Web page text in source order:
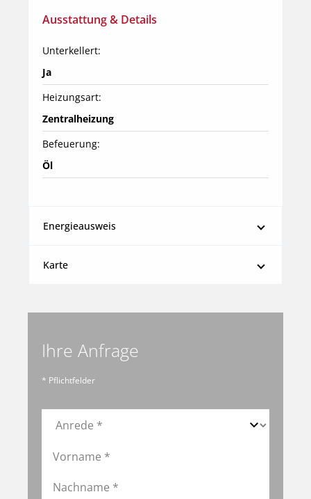
Ausstattung & Details
Unterkellert:
Ja
Heizungsart:
Zentralheizung
Befeuerung:
Öl
Energieausweis
Karte
Ihre Anfrage
* Pflichtfelder